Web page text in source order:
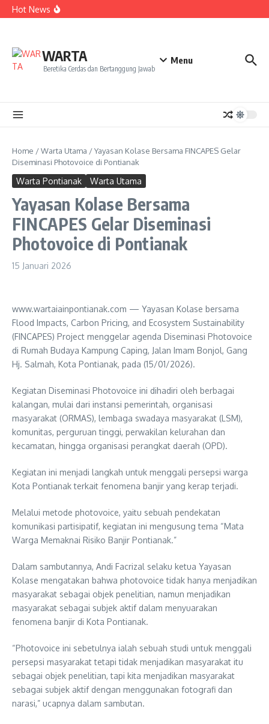
Lewati ke konten
Hot News
ke NCC 4 Bali
Sukseskan Kerja Bakti di Anjungan Melancar
WARTA
Beretika Cerdas dan Bertanggung Jawab
Menu
Home /Warta Utama /Yayasan Kolase Bersama FINCAPES Gelar
Diseminasi Photovoice di Pontianak
Warta Pontianak Warta Utama
Yayasan Kolase Bersama
FINCAPES Gelar Diseminasi
Photovoice di Pontianak
15 Januari 2026
www.wartaiainpontianak.com — Yayasan Kolase bersama
Flood Impacts, Carbon Pricing, and Ecosystem Sustainability
(FINCAPES) Project menggelar agenda Diseminasi Photovoice
di Rumah Budaya Kampung Caping, Jalan Imam Bonjol, Gang
Hj. Salmah, Kota Pontianak, pada (15/01/2026).
Kegiatan Diseminasi Photovoice ini dihadiri oleh berbagai
kalangan, mulai dari instansi pemerintah, organisasi
masyarakat (ORMAS), lembaga swadaya masyarakat (LSM),
komunitas, perguruan tinggi, perwakilan kelurahan dan
kecamatan, hingga organisasi perangkat daerah (OPD).
Kegiatan ini menjadi langkah untuk menggali persepsi warga
Kota Pontianak terkait fenomena banjir yang kerap terjadi.
Melalui metode photovoice, yaitu sebuah pendekatan
komunikasi partisipatif, kegiatan ini mengusung tema “Mata
Warga Memaknai Risiko Banjir Pontianak.”
Dalam sambutannya, Andi Facrizal selaku ketua Yayasan
Kolase mengatakan bahwa photovoice tidak hanya menjadikan
masyarakat sebagai objek penelitian, namun menjadikan
masyarakat sebagai subjek aktif dalam menyuarakan
fenomena banjir di Kota Pontianak.
“Photovoice ini sebetulnya ialah sebuah studi untuk menggali
persepsi masyarakat tetapi tidak menjadikan masyarakat itu
sebagai objek penelitian, tapi kita menjadikan masyarakat
sebagai subjek aktif dengan menggunakan fotografi dan
narasi,” ucapnya dalam sambutan.